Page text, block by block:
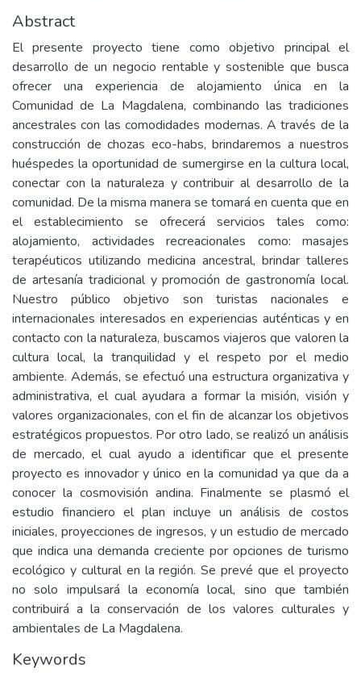
Abstract
El presente proyecto tiene como objetivo principal el
desarrollo de un negocio rentable y sostenible que busca
ofrecer una experiencia de alojamiento única en la
Comunidad de La Magdalena, combinando las tradiciones
ancestrales con las comodidades modernas. A través de la
construcción de chozas eco-habs, brindaremos a nuestros
huéspedes la oportunidad de sumergirse en la cultura local,
conectar con la naturaleza y contribuir al desarrollo de la
comunidad. De la misma manera se tomará en cuenta que en
el establecimiento se ofrecerá servicios tales como:
alojamiento, actividades recreacionales como: masajes
terapéuticos utilizando medicina ancestral, brindar talleres
de artesanía tradicional y promoción de gastronomía local.
Nuestro público objetivo son turistas nacionales e
internacionales interesados en experiencias auténticas y en
contacto con la naturaleza, buscamos viajeros que valoren la
cultura local, la tranquilidad y el respeto por el medio
ambiente. Además, se efectuó una estructura organizativa y
administrativa, el cual ayudara a formar la misión, visión y
valores organizacionales, con el fin de alcanzar los objetivos
estratégicos propuestos. Por otro lado, se realizó un análisis
de mercado, el cual ayudo a identificar que el presente
proyecto es innovador y único en la comunidad ya que da a
conocer la cosmovisión andina. Finalmente se plasmó el
estudio financiero el plan incluye un análisis de costos
iniciales, proyecciones de ingresos, y un estudio de mercado
que indica una demanda creciente por opciones de turismo
ecológico y cultural en la región. Se prevé que el proyecto
no solo impulsará la economía local, sino que también
contribuirá a la conservación de los valores culturales y
ambientales de La Magdalena.
Keywords